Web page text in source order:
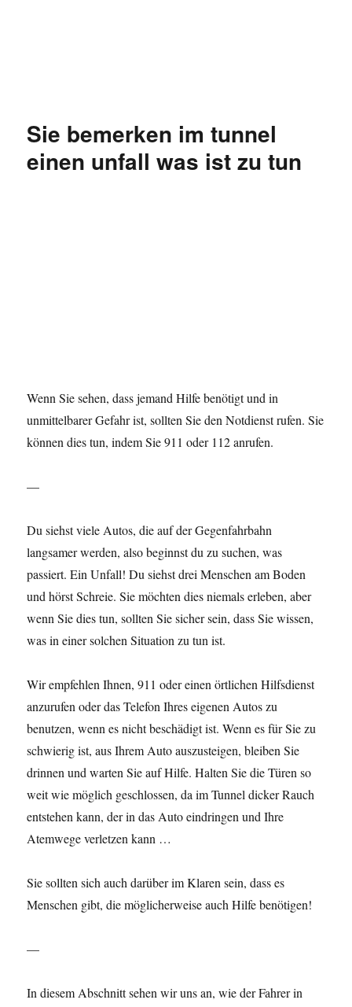
Sie bemerken im tunnel
einen unfall was ist zu tun
Wenn Sie sehen, dass jemand Hilfe benötigt und in
unmittelbarer Gefahr ist, sollten Sie den Notdienst rufen. Sie
können dies tun, indem Sie 911 oder 112 anrufen.
—
Du siehst viele Autos, die auf der Gegenfahrbahn
langsamer werden, also beginnst du zu suchen, was
passiert. Ein Unfall! Du siehst drei Menschen am Boden
und hörst Schreie. Sie möchten dies niemals erleben, aber
wenn Sie dies tun, sollten Sie sicher sein, dass Sie wissen,
was in einer solchen Situation zu tun ist.
Wir empfehlen Ihnen, 911 oder einen örtlichen Hilfsdienst
anzurufen oder das Telefon Ihres eigenen Autos zu
benutzen, wenn es nicht beschädigt ist. Wenn es für Sie zu
schwierig ist, aus Ihrem Auto auszusteigen, bleiben Sie
drinnen und warten Sie auf Hilfe. Halten Sie die Türen so
weit wie möglich geschlossen, da im Tunnel dicker Rauch
entstehen kann, der in das Auto eindringen und Ihre
Atemwege verletzen kann …
Sie sollten sich auch darüber im Klaren sein, dass es
Menschen gibt, die möglicherweise auch Hilfe benötigen!
—
In diesem Abschnitt sehen wir uns an, wie der Fahrer in